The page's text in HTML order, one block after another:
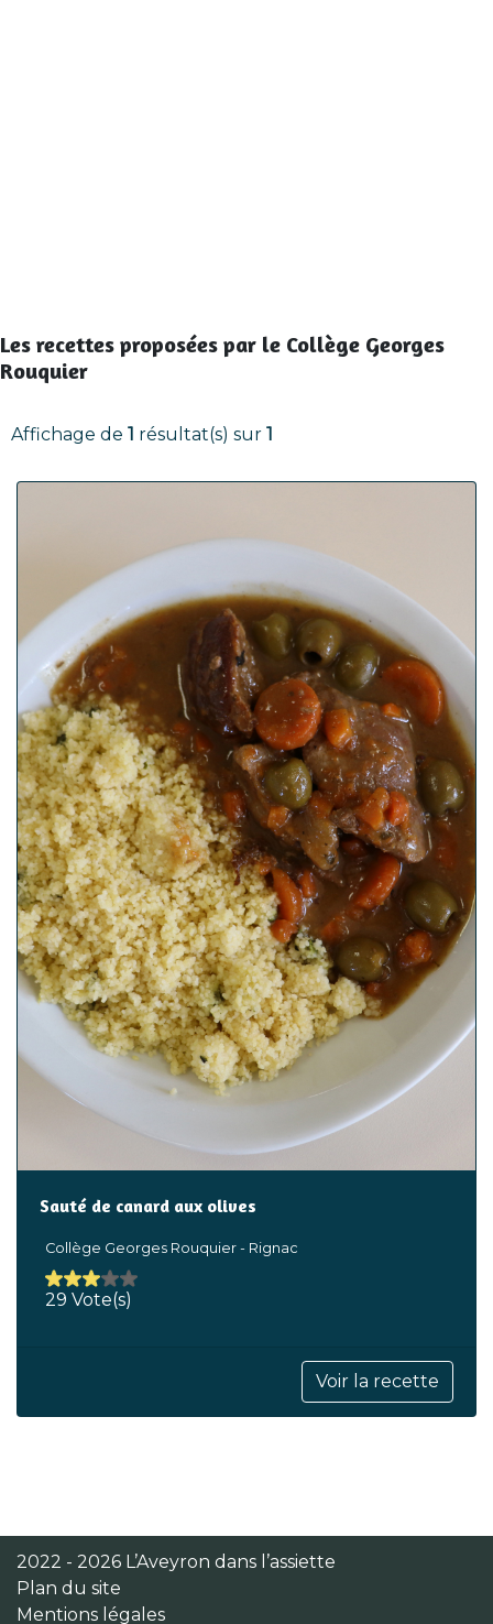
Les recettes proposées par le Collège Georges
Rouquier
Affichage de 1 résultat(s) sur 1
Sauté de canard aux olives
Collège Georges Rouquier - Rignac
29 Vote(s)
Voir la recette
2022 - 2026 L’Aveyron dans l’assiette
Plan du site
Mentions légales